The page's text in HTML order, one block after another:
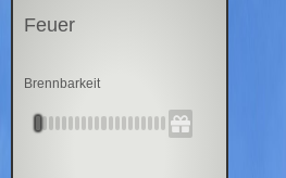
Feuer
Brennbarkeit